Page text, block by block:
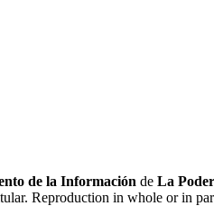
de la Información de La
Reproduction in whole or in